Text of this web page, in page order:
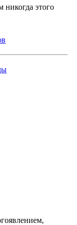
никогда этого